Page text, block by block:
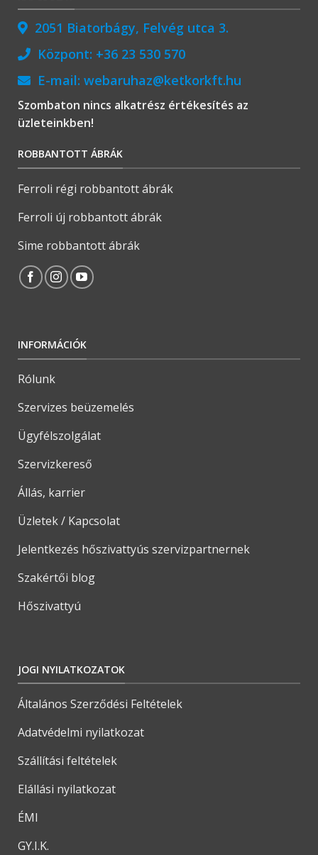
2051 Biatorbágy, Felvég utca 3.
Központ: +36 23 530 570
E-mail: webaruhaz@ketkorkft.hu
Szombaton nincs alkatrész értékesítés az
üzleteinkben!
ROBBANTOTT ÁBRÁK
Ferroli régi robbantott ábrák
Ferroli új robbantott ábrák
Sime robbantott ábrák
INFORMÁCIÓK
Rólunk
Szervizes beüzemelés
Ügyfélszolgálat
Szervizkereső
Állás, karrier
Üzletek / Kapcsolat
Jelentkezés hőszivattyús szervizpartnernek
Szakértői blog
Hőszivattyú
JOGI NYILATKOZATOK
Általános Szerződési Feltételek
Adatvédelmi nyilatkozat
Szállítási feltételek
Elállási nyilatkozat
ÉMI
GY.I.K.